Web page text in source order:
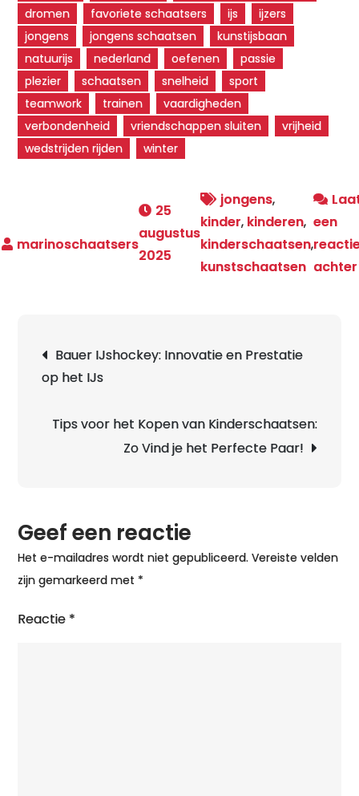
dromen
favoriete schaatsers ijs
ijzers
jongens
jongens schaatsen
kunstijsbaan
natuurijs
nederland oefenen
passie
plezier
schaatsen snelheid
sport
teamwork
trainen
vaardigheden
verbondenheid
vriendschappen sluiten
vrijheid
wedstrijden rijden
winter
25
augustus
2025
jongens,
kinder, kinderen,
kinderschaatsen,
kunstschaatsen
een
achter
Bauer IJshockey: Innovatie en Prestatie
op het IJs
Tips voor het Kopen van Kinderschaatsen:
Zo Vind je het Perfecte Paar!
Geef een reactie
Het e-mailadres wordt niet gepubliceerd. Vereiste velden
zijn gemarkeerd met *
Reactie *